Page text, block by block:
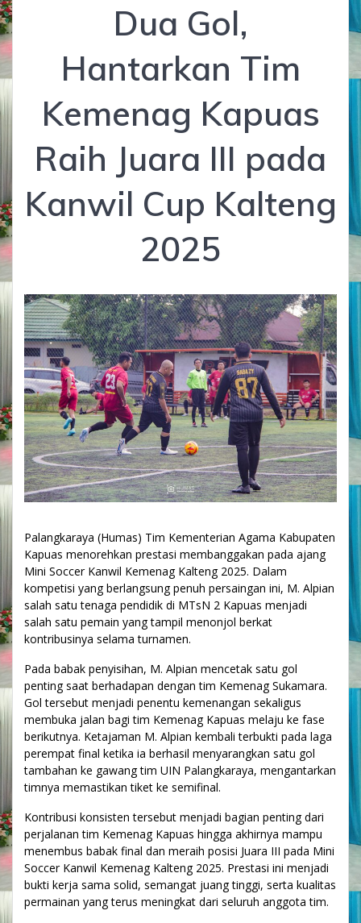
Dua Gol,
Hantarkan Tim
Kemenag Kapuas
Raih Juara III pada
Kanwil Cup Kalteng
2025
Palangkaraya (Humas) Tim Kementerian Agama Kabupaten
Kapuas menorehkan prestasi membanggakan pada ajang
Mini Soccer Kanwil Kemenag Kalteng 2025. Dalam
kompetisi yang berlangsung penuh persaingan ini, M. Alpian
salah satu tenaga pendidik di MTsN 2 Kapuas menjadi
salah satu pemain yang tampil menonjol berkat
kontribusinya selama turnamen.
Pada babak penyisihan, M. Alpian mencetak satu gol
penting saat berhadapan dengan tim Kemenag Sukamara.
Gol tersebut menjadi penentu kemenangan sekaligus
membuka jalan bagi tim Kemenag Kapuas melaju ke fase
berikutnya. Ketajaman M. Alpian kembali terbukti pada laga
perempat final ketika ia berhasil menyarangkan satu gol
tambahan ke gawang tim UIN Palangkaraya, mengantarkan
timnya memastikan tiket ke semifinal.
Kontribusi konsisten tersebut menjadi bagian penting dari
perjalanan tim Kemenag Kapuas hingga akhirnya mampu
menembus babak final dan meraih posisi Juara III pada Mini
Soccer Kanwil Kemenag Kalteng 2025. Prestasi ini menjadi
bukti kerja sama solid, semangat juang tinggi, serta kualitas
permainan yang terus meningkat dari seluruh anggota tim.